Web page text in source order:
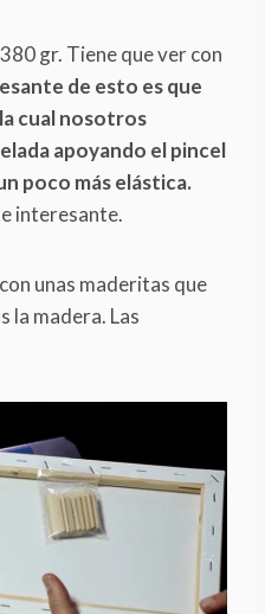
gr. Tiene que ver con
de esto es que
cual nosotros
apoyando el pincel
poco más elástica.
interesante.
unas maderitas que
la madera. Las